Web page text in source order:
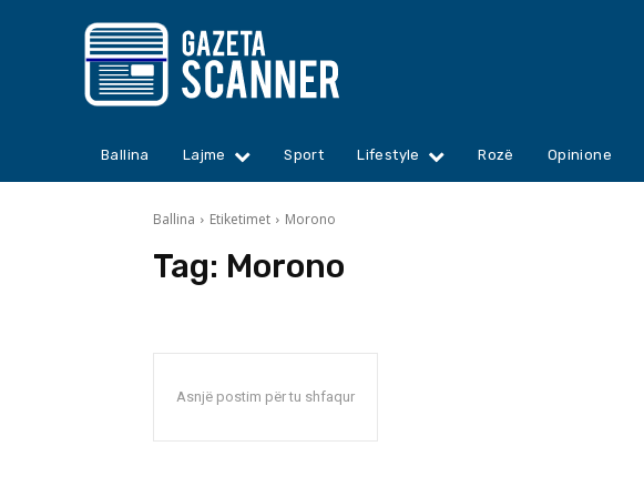
Ballina Lajme Sport Lifestyle Rozë Opinione
Ballina Etiketimet Morono
Tag: Morono
Asnjë postim për tu shfaqur